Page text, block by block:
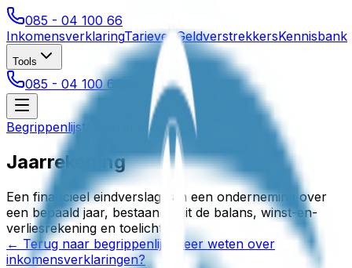
085 - 04 100 66
InkomensverklaringTarieven GeldverstrekkersKennisbank
Tools
085 - 04 100 66 Inloggen
Begrippenlijst Jaarrekening
Jaarrekening
Een financieel eindverslag van een onderneming over
een bepaald jaar, bestaande uit de balans, winst-en-
verliesrekening en toelichting.
← Terug naar begrippenlijst
Meer weten over
inkomensverklaringen?